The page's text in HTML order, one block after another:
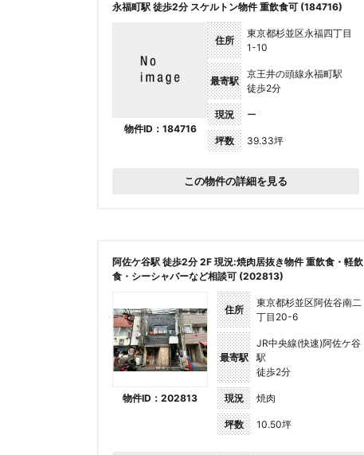
永福町駅 徒歩2分 スケルトン物件 重飲食可 (184716)
物件ID：184716
住所
東京都杉並区永福四丁目
1-10
最寄駅
京王井の頭線永福町駅
徒歩2分
現況 ー
坪数 39.33坪
この物件の詳細を見る
阿佐ケ谷駅 徒歩2分 2F 現況:焼肉居抜き物件 重飲食・軽飲
食・シーシャバーなど相談可 (202813)
物件ID：202813
住所
東京都杉並区阿佐谷南二
丁目20-6
最寄駅
JR中央線(快速)阿佐ケ谷
駅
徒歩2分
現況 焼肉
坪数 10.50坪